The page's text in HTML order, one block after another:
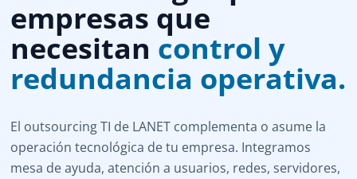
empresas que
necesitan control y
redundancia operativa.
El outsourcing TI de LANET complementa o asume la
operación tecnológica de tu empresa. Integramos
mesa de ayuda, atención a usuarios, redes, servidores,